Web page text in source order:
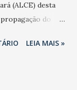
(ALCE) desta
do
da
LEIA MAIS »